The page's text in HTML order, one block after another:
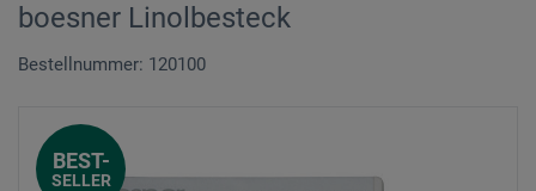
boesner Linolbesteck
Bestellnummer: 120100
BEST-
SELLER